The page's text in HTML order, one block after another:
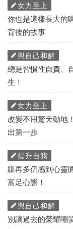
女力至上
你也是這樣長大的
背後的故事
與自己和解
總是習慣性自責、
生！
女力至上
改變不用驚天動地
出第一步
提升自我
賺再多仍感到心靈
富足心態！
與自己和解
別讓過去的榮耀嘲